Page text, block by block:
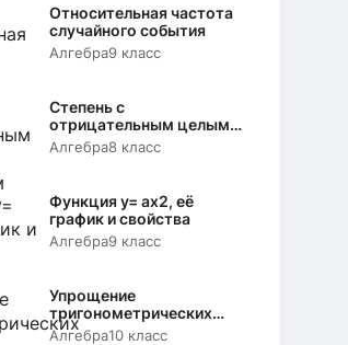
Относительная частота
случайного события
Алгебра9 класс
Степень с
отрицательным целым
показателем
Алгебра8 класс
Функция y= аx2, её
график и свойства
Алгебра9 класс
Упрощение
тригонометрических
выражений
Алгебра10 класс